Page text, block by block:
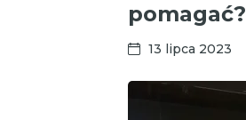
pomagać?
13 lipca 2023